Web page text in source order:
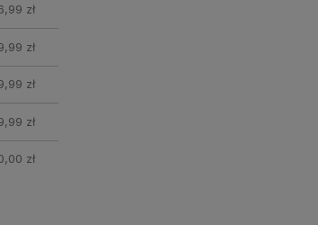
zł
zł
zł
zł
zł